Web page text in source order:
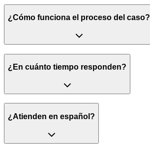
¿Cómo funciona el proceso del caso?
¿En cuánto tiempo responden?
¿Atienden en español?